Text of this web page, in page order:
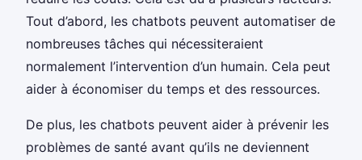
Tout d’abord, les chatbots peuvent automatiser de
nombreuses tâches qui nécessiteraient
normalement l’intervention d’un humain. Cela peut
aider à économiser du temps et des ressources.
De plus, les chatbots peuvent aider à prévenir les
problèmes de santé avant qu’ils ne deviennent